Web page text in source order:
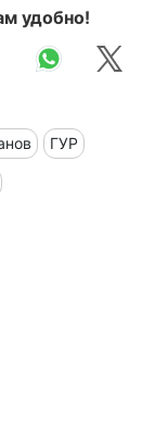
удобно!
ГУР